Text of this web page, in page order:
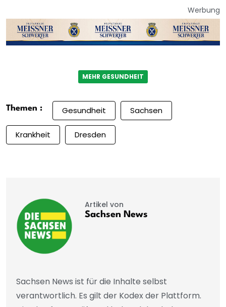
Werbung
MEHR GESUNDHEIT
Themen : Gesundheit Sachsen
Krankheit Dresden
Artikel von
Sachsen News
Sachsen News ist für die Inhalte selbst
verantwortlich. Es gilt der Kodex der Plattform.